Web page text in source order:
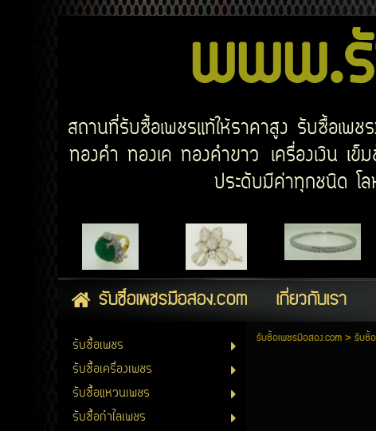
www.
สถานที่รับซื้อเพชรแท้ให้ราคาสูง รับซื้อเพ
ทองคำ ทองเค ทองคำขาว เครื่องเงิน เ
ประดับมีค่าทุกชนิด
รับซื้อเพชรมือสอง.com เกี่ยวกับเรา
รับซื้อเพชร
รับซื้อเครื่องเพชร
รับซื้อแหวนเพชร
รับซื้อกำไลเพชร
รับซื้อเพชรมือสอง.com> รับซื้